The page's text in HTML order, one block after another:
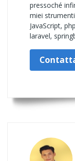
pressoché
miei
JavaScript,
laravel,